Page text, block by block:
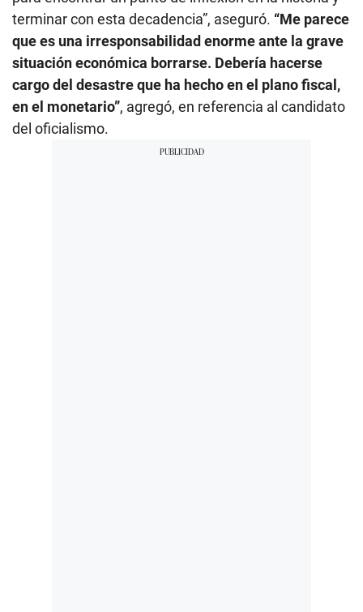
terminar con esta decadencia”, aseguró. “Me parece
que es una irresponsabilidad enorme ante la grave
situación económica borrarse. Debería hacerse
cargo del desastre que ha hecho en el plano fiscal,
en el monetario”, agregó, en referencia al candidato
del oficialismo.